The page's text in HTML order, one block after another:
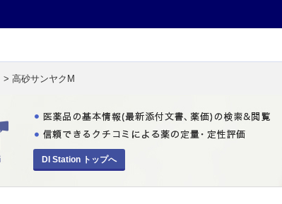
> 高砂サンヤクM
DI Station トップへ